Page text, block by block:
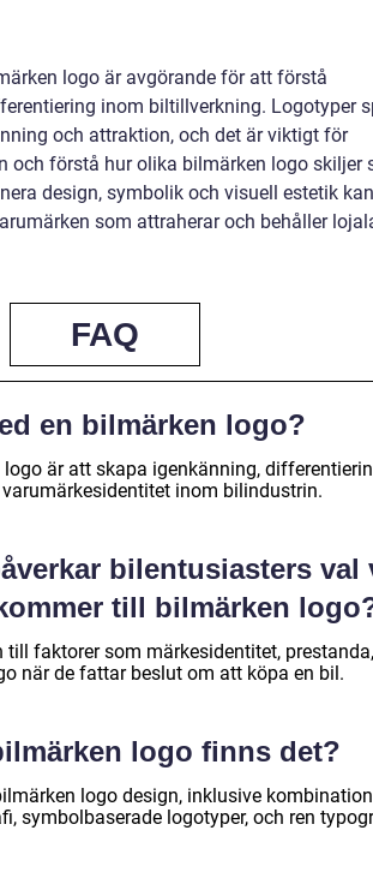
logo är avgörande för att förstå
inom biltillverkning. Logotyper
och attraktion, och det är viktigt för
och förstå hur olika bilmärken logo skiljer
design, symbolik och visuell estetik kan
som attraherar och behåller
FAQ
en bilmärken logo?
är att skapa igenkänning,
inom bilindustrin.
bilentusiasters val
till bilmärken
faktorer som märkesidentitet, prestanda,
när de fattar beslut om att köpa en bil.
logo finns det?
logo design, inklusive
symbolbaserade logotyper, och ren